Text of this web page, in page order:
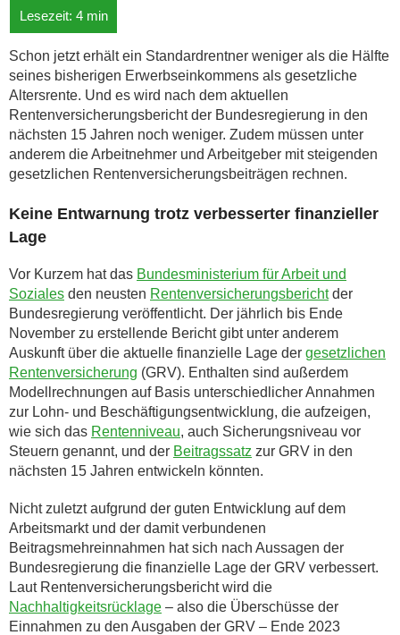
Schon jetzt erhält ein Standardrentner weniger als die Hälfte
seines bisherigen Erwerbseinkommens als gesetzliche
Altersrente. Und es wird nach dem aktuellen
Rentenversicherungsbericht der Bundesregierung in den
nächsten 15 Jahren noch weniger. Zudem müssen unter
anderem die Arbeitnehmer und Arbeitgeber mit steigenden
gesetzlichen Rentenversicherungsbeiträgen rechnen.
Keine Entwarnung trotz verbesserter finanzieller
Lage
Vor Kurzem hat das Bundesministerium für Arbeit und
Soziales den neusten Rentenversicherungsberichtder
Bundesregierung veröffentlicht. Der jährlich bis Ende
November zu erstellende Bericht gibt unter anderem
Auskunft über die aktuelle finanzielle Lage der gesetzlichen
Rentenversicherung (GRV). Enthalten sind außerdem
Modellrechnungen auf Basis unterschiedlicher Annahmen
zur Lohn- und Beschäftigungsentwicklung, die aufzeigen,
wie sich das Rentenniveau, auch Sicherungsniveau vor
Steuern genannt, und der Beitragssatz zur GRV in den
nächsten 15 Jahren entwickeln könnten.
Nicht zuletzt aufgrund der guten Entwicklung auf dem
Arbeitsmarkt und der damit verbundenen
Beitragsmehreinnahmen hat sich nach Aussagen der
Bundesregierung die finanzielle Lage der GRV verbessert.
Laut Rentenversicherungsbericht wird die
Nachhaltigkeitsrücklage – also die Überschüsse der
Einnahmen zu den Ausgaben der GRV – Ende 2023